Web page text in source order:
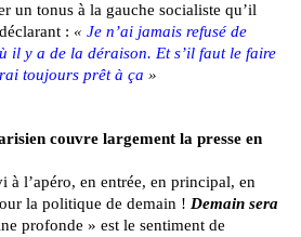
un tonus à la gauche socialiste qu’il
: « Je n’ai jamais refusé de
il y a de la déraison. Et s’il faut le faire
toujours prêt à ça »
couvre largement la presse en
à l’apéro, en entrée, en principal, en
la politique de demain ! Demain sera
profonde » est le sentiment de